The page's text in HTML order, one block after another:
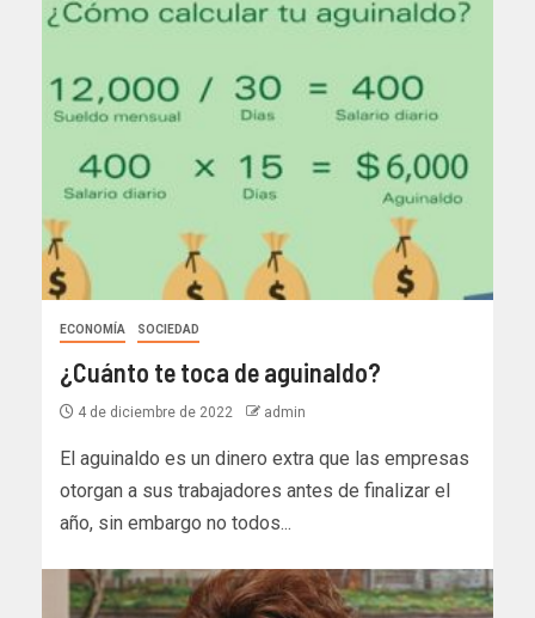
ECONOMÍA SOCIEDAD
¿Cuánto te toca de aguinaldo?
4 de diciembre de 2022 admin
El aguinaldo es un dinero extra que las empresas
otorgan a sus trabajadores antes de finalizar el
año, sin embargo no todos...